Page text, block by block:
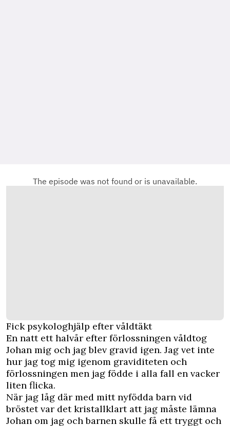
Fick psykologhjälp efter våldtäkt
En natt ett halvår efter förlossningen våldtog
Johan mig och jag blev gravid igen. Jag vet inte
hur jag tog mig igenom graviditeten och
förlossningen men jag födde i alla fall en vacker
liten flicka.
När jag låg där med mitt nyfödda barn vid
bröstet var det kristallklart att jag måste lämna
Johan om jag och barnen skulle få ett tryggt och